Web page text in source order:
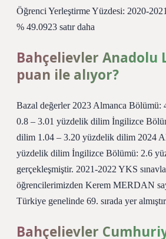
Öğrenci Yerleştirme Yüzdesi: 2020-
% 49.0923 satır daha
Bahçelievler Anadolu
puan ile alıyor?
Bazal değerler 2023 Almanca
0.8 – 3.01 yüzdelik dilim İngilizce
dilim 1.04 – 3.20 yüzdelik dilim 2024
yüzdelik dilim İngilizce Bölümü: 2.6
gerçekleşmiştir. 2021-2022 YKS
öğrencilerimizden Kerem MERDAN
Türkiye genelinde 69. sırada yer
Bahçelievler